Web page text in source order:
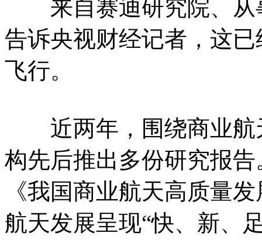
来自赛迪研究院、从
告诉央视财经记者，这
飞行。
近两年，围绕商业航
构先后推出多份研究报
《我国商业航天高质量
航天发展呈现“快、新、